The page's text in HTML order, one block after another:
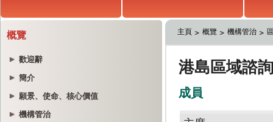
概覽
歡迎辭
簡介
願景、使命、核心價值
機構管治
主頁 概覽 機構管治